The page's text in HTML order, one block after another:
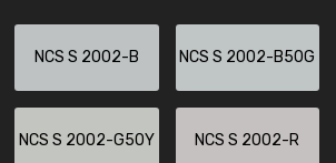
NCS S 2002-B NCS S 2002-B50G
NCS S 2002-G50Y NCS S 2002-R